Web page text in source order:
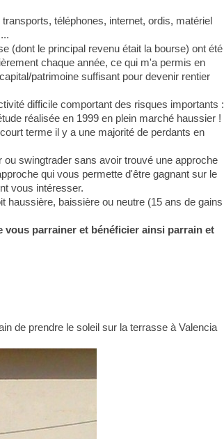
téléphones, internet, ordis, matériel
(dont le principal revenu était la bourse) ont été
chaque année, ce qui m'a permis en
patrimoine suffisant pour devenir rentier
difficile comportant des risques importants :
réalisée en 1999 en plein marché haussier !
terme il y a une majorité de perdants en
swingtrader sans avoir trouvé une approche
qui vous permette d'être gagnant sur le
vous intéresser.
haussière, baissière ou neutre (15 ans de gains
vous parrainer et bénéficier ainsi parrain et
de prendre le soleil sur la terrasse à Valencia